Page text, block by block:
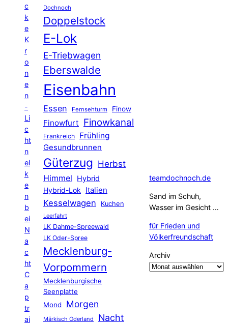
c
k
e
K
r
o
n
e
n
-
Li
c
ht
n
el
k
e
n
b
ei
N
a
c
ht
C
a
p
tr
ai
Dochnoch
Doppelstock
E-Lok
E-Triebwagen
Eberswalde
Eisenbahn
Essen Fernsehturm Finow
Finowfurt Finowkanal
Frankreich Frühling
Gesundbrunnen
Güterzug Herbst
Himmel
Hybrid
Hybrid-Lok Italien
Kesselwagen Kuchen
Leerfahrt
LK Dahme-Spreewald
LK Oder-Spree
Mecklenburg-
Vorpommern
Mecklenburgische
Seenplatte
Mond
Morgen
Märkisch Oderland Nacht
teamdochnoch.de
Sand im Schuh,
Wasser im Gesicht …
für Frieden und
Völkerfreundschaft
Archiv